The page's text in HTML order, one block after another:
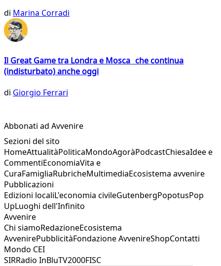
di Marina Corradi
Il Great Game tra Londra e Mosca che continua
(indisturbato) anche oggi
di Giorgio Ferrari
Abbonati ad Avvenire
Sezioni del sito
HomeAttualitàPoliticaMondoAgoràPodcastChiesaIdee e
CommentiEconomiaVita e
CuraFamigliaRubricheMultimediaEcosistema avvenire
Pubblicazioni
Edizioni localiL'economia civileGutenbergPopotusPop
UpLuoghi dell'Infinito
Avvenire
Chi siamoRedazioneEcosistema
AvvenirePubblicitàFondazione AvvenireShopContatti
Mondo CEI
SIRRadio InBluTV2000FISC